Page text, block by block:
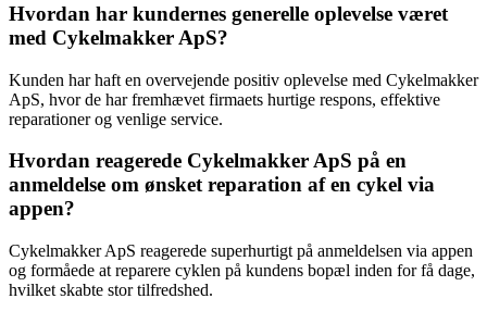
Hvordan har kundernes generelle oplevelse været
med Cykelmakker ApS?
Kunden har haft en overvejende positiv oplevelse med Cykelmakker
ApS, hvor de har fremhævet firmaets hurtige respons, effektive
reparationer og venlige service.
Hvordan reagerede Cykelmakker ApS på en
anmeldelse om ønsket reparation af en cykel via
appen?
Cykelmakker ApS reagerede superhurtigt på anmeldelsen via appen
og formåede at reparere cyklen på kundens bopæl inden for få dage,
hvilket skabte stor tilfredshed.